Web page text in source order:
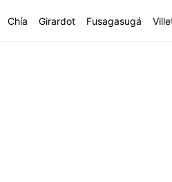
Chía Girardot Fusagasugá